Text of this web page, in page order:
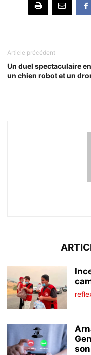
Article précédent
Un duel spectaculaire
un chien robot et un